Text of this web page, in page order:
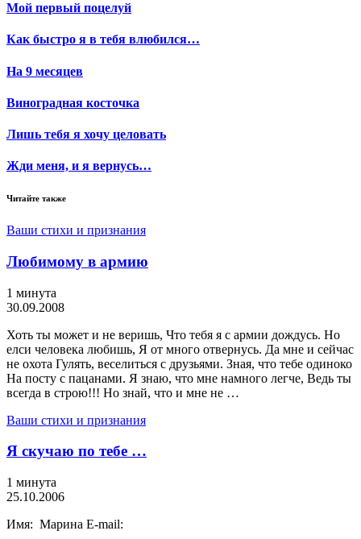
Мой первый поцелуй
Как быстро я в тебя влюбился…
На 9 месяцев
Виноградная косточка
Лишь тебя я хочу целовать
Жди меня, и я вернусь…
Читайте также
Ваши стихи и признания
Любимому в армию
1 минута
30.09.2008
Хоть ты может и не веришь, Что тебя я с армии дождусь. Но
елси человека любишь, Я от много отвернусь. Да мне и сейчас
не охота Гулять, веселиться с друзьями. Зная, что тебе одиноко
На посту с пацанами. Я знаю, что мне намного легче, Ведь ты
всегда в строю!!! Но знай, что и мне не …
Ваши стихи и признания
Я скучаю по тебе …
1 минута
25.10.2006
Имя: Марина E-mail: